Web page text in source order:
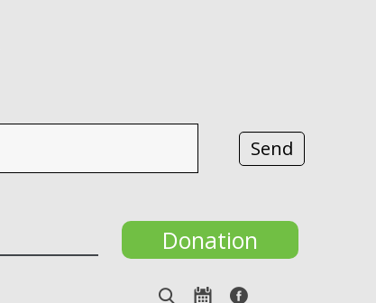
Donation